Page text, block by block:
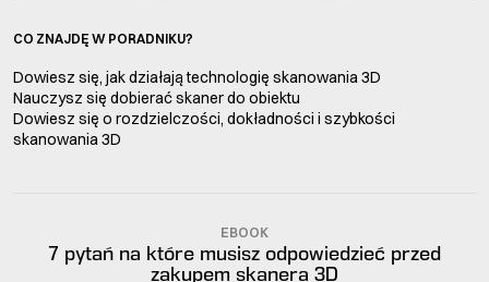
CO ZNAJDĘ W PORADNIKU?
Dowiesz się, jak działają technologię skanowania 3D
Nauczysz się dobierać skaner do obiektu
Dowiesz się o rozdzielczości, dokładności i szybkości
skanowania 3D
EBOOK
7 pytań na które musisz odpowiedzieć przed
zakupem skanera 3D